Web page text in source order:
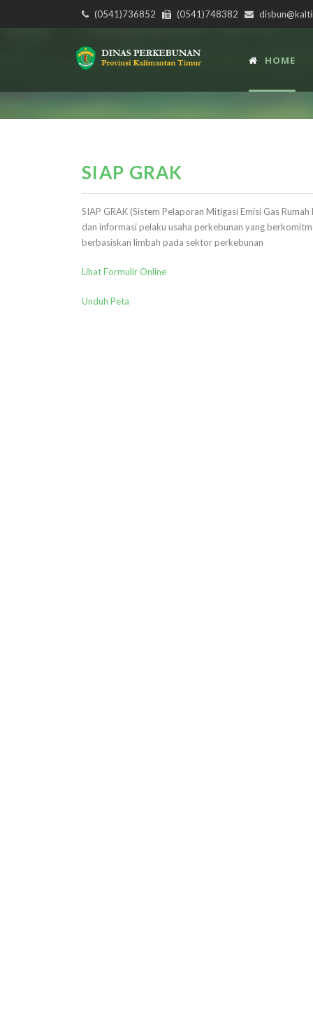
(0541)736852 (0541)748382
HOME
SIAP GRAK
SIAP GRAK (Sistem Pelaporan Mitigasi Emisi Gas
dan informasi pelaku usaha perkebunan yang
berbasiskan limbah pada sektor perkebunan
Lihat Formulir Online
Unduh Peta